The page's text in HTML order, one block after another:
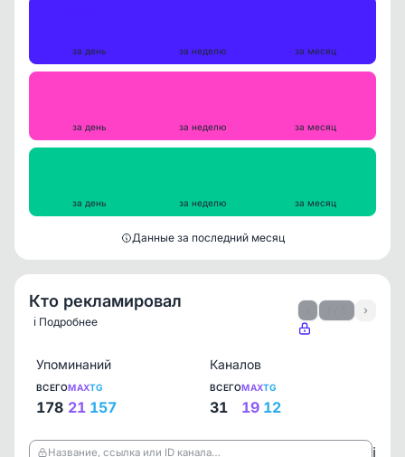
за день за неделю за месяц
за день за неделю за месяц
за день за неделю за месяц
Данные за последний месяц
Кто рекламировал
ℹ️ Подробнее
›
Упоминаний
ВСЕГО
178
MAX
21
TG
157
Каналов
ВСЕГО
31
MAX
19
TG
12
Название, ссылка или ID канала… ℹ️